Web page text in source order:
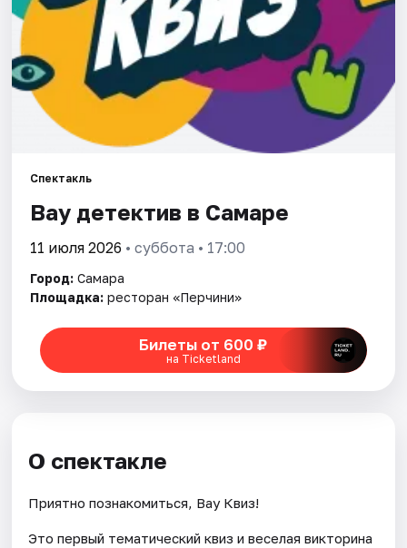
Города
Площадки
Артисты
Спектакль
Вау детектив в Самаре
11 июля 2026 • суббота • 17:00
Город: Самара
Площадка: ресторан «Перчини»
Билеты от 600 ₽
на Ticketland
О спектакле
Приятно познакомиться, Вау Квиз!
Это первый тематический квиз и веселая викторина